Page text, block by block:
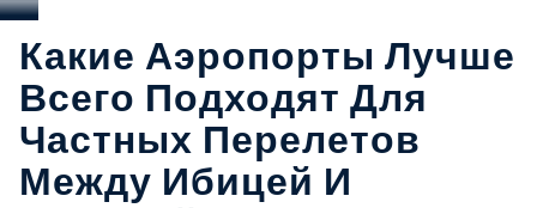
Какие Аэропорты Лучше
Всего Подходят Для
Частных Перелетов
Между Ибицей И